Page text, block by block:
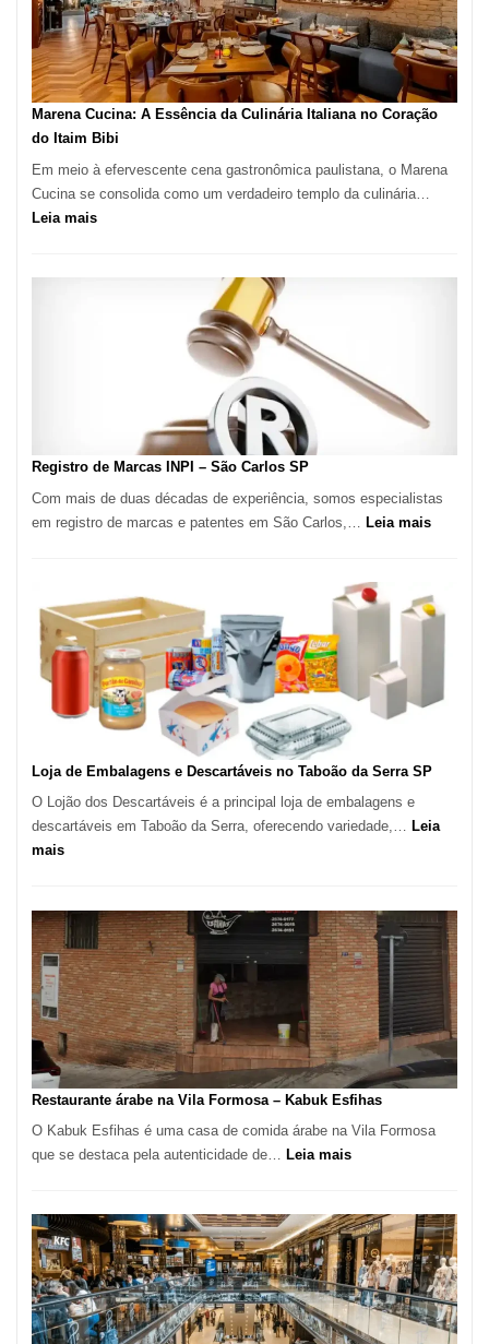
Forno
Ideal
para
sua
Pizzaria
Marena Cucina: A Essência da Culinária Italiana no Coração
do Itaim Bibi
Em meio à efervescente cena gastronômica paulistana, o Marena
Cucina se consolida como um verdadeiro templo da culinária…
Leia mais:
Coração
Bibi
Registro de Marcas INPI – São Carlos SP
Com mais de duas décadas de experiência, somos especialistas
em registro de marcas e patentes em São Carlos,… Leia mais:
Marcas
INPI
Loja de Embalagens e Descartáveis no Taboão da Serra SP
O Lojão dos Descartáveis é a principal loja de embalagens e
descartáveis em Taboão da Serra, oferecendo variedade,… Leia
mais:
Embalagens
e
Descartáveis
no
Taboão
da
Serra
SP
Restaurante árabe na Vila Formosa – Kabuk Esfihas
O Kabuk Esfihas é uma casa de comida árabe na Vila Formosa
que se destaca pela autenticidade de… Leia mais:
na
Vila
Formosa
–
Kabuk